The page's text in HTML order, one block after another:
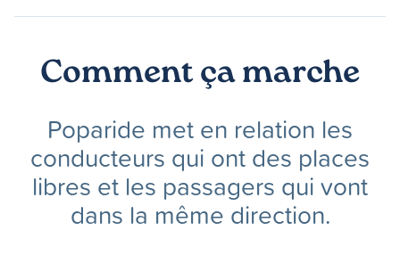
Comment ça marche
Poparide met en relation les
conducteurs qui ont des places
libres et les passagers qui vont
dans la même direction.